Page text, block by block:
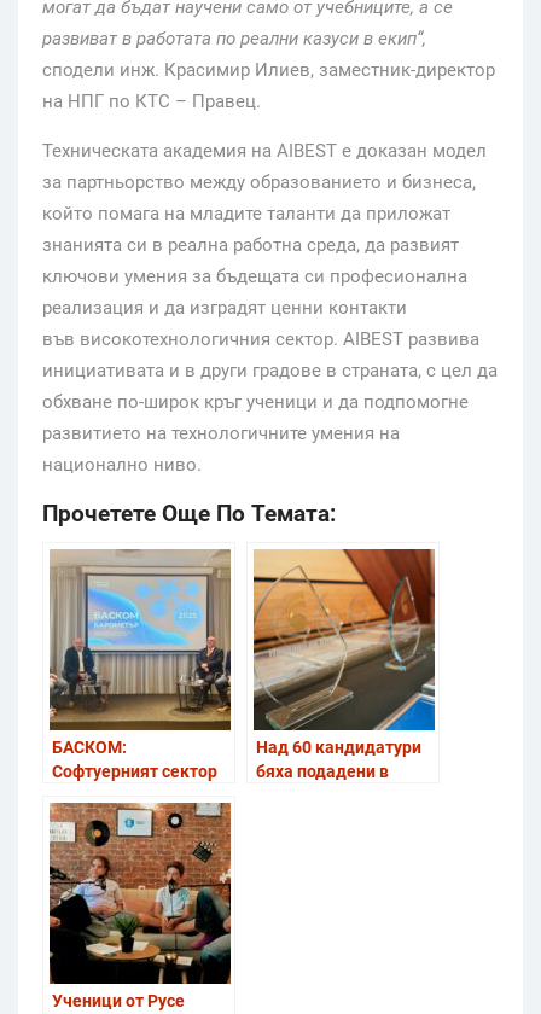
могат да бъдат научени само от учебниците, а се
развиват в работата по реални казуси в екип“,
сподели инж. Красимир Илиев, заместник-директор
на НПГ по КТС – Правец.
Техническата академия на AIBEST е доказан модел
за партньорство между образованието и бизнеса,
който помага на младите таланти да приложат
знанията си в реална работна среда, да развият
ключови умения за бъдещата си професионална
реализация и да изградят ценни контакти
във високотехнологичния сектор. AIBEST развива
инициативата и в други градове в страната, с цел да
обхване по-широк кръг ученици и да подпомогне
развитието на технологичните умения на
национално ниво.
Прочетете Още По Темата:
БАСКОМ:
Софтуерният сектор
опорен стълб на
икономиката
Над 60 кандидатури
бяха подадени в
Ученици от Русе